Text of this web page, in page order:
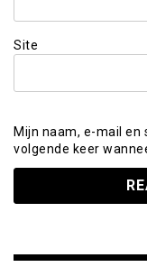
Site
Mijn naam, e-mail en
volgende keer